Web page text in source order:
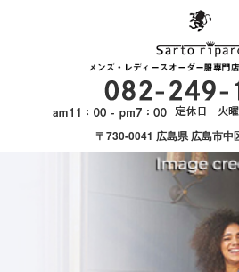
〒730-0041 広島県 広島市中